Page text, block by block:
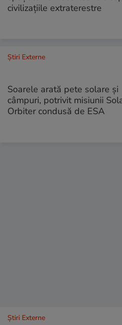
civilizațiile extraterestre
Știri Externe
Soarele arată pete solare și
câmpuri, potrivit misiunii
Orbiter condusă de ESA
Știri Externe